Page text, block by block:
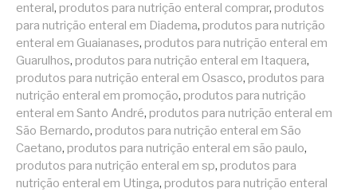
enteral, produtos para nutrição enteral comprar, produtos
para nutrição enteral em Diadema, produtos para nutrição
enteral em Guaianases, produtos para nutrição enteral em
Guarulhos, produtos para nutrição enteral em Itaquera,
produtos para nutrição enteral em Osasco, produtos para
nutrição enteral em promoção, produtos para nutrição
enteral em Santo André, produtos para nutrição enteral em
São Bernardo, produtos para nutrição enteral em São
Caetano, produtos para nutrição enteral em são paulo,
produtos para nutrição enteral em sp, produtos para
nutrição enteral em Utinga, produtos para nutrição enteral